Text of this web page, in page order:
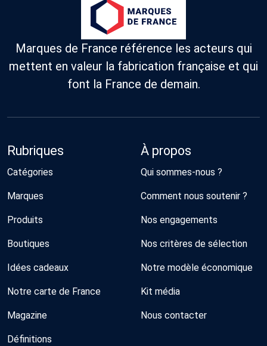
Marques de France référence les acteurs qui
mettent en valeur la fabrication française et qui
font la France de demain.
Rubriques
Catégories
Marques
Produits
Boutiques
Idées cadeaux
Notre carte de France
Magazine
Définitions
À propos
Qui sommes-nous ?
Comment nous soutenir ?
Nos engagements
Nos critères de sélection
Notre modèle économique
Kit média
Nous contacter